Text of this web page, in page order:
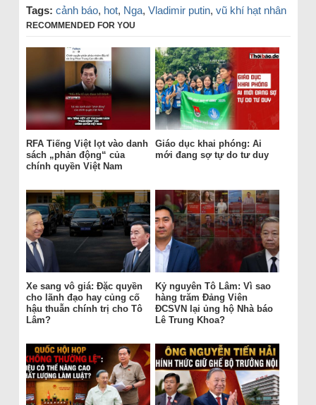
Tags: cảnh báo, hot, Nga, Vladimir putin, vũ khí hạt nhân
RECOMMENDED FOR YOU
RFA Tiếng Việt lọt vào danh
sách „phản động“ của
chính quyền Việt Nam
Giáo dục khai phóng: Ai
mới đang sợ tự do tư duy
Xe sang vô giá: Đặc quyền
cho lãnh đạo hay củng cố
hậu thuẫn chính trị cho Tô
Lâm?
Kỷ nguyên Tô Lâm: Vì sao
hàng trăm Đảng Viên
ĐCSVN lại ủng hộ Nhà báo
Lê Trung Khoa?